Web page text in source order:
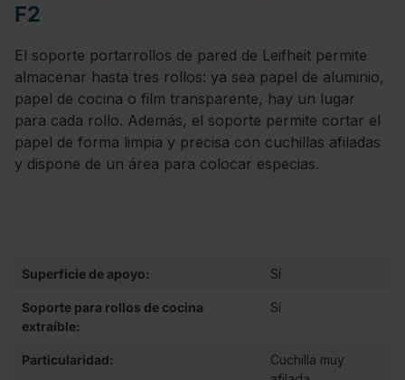
F2
El soporte portarrollos de pared de Leifheit permite
almacenar hasta tres rollos: ya sea papel de aluminio,
papel de cocina o film transparente, hay un lugar
para cada rollo. Además, el soporte permite cortar el
papel de forma limpia y precisa con cuchillas afiladas
y dispone de un área para colocar especias.
Superficie de apoyo: Sí
Soporte para rollos de cocina
extraíble:
Sí
Particularidad:
Cuchilla muy